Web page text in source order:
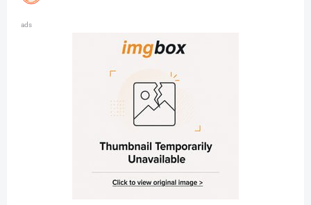
ads